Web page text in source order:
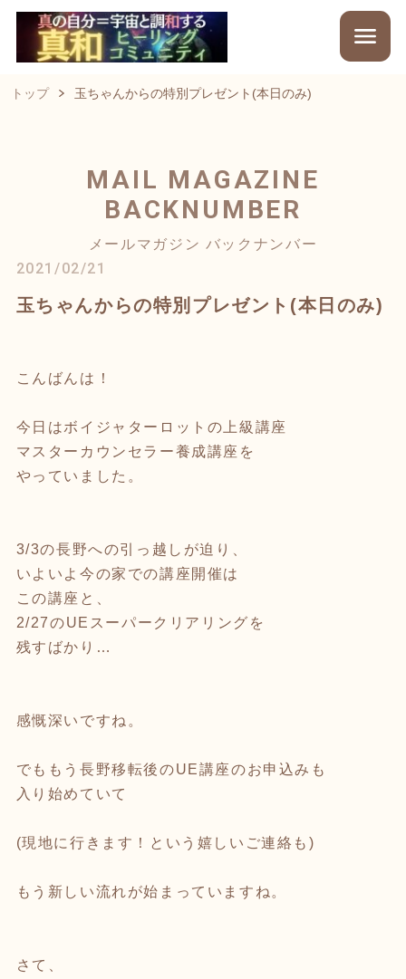
トップ 玉ちゃんからの特別プレゼント(本日のみ)
MAIL MAGAZINE
BACKNUMBER
メールマガジン バックナンバー
2021/02/21
玉ちゃんからの特別プレゼント(本日のみ)
こんばんは！
今日はボイジャターロットの上級講座
マスターカウンセラー養成講座を
やっていました。
3/3の長野への引っ越しが迫り、
いよいよ今の家での講座開催は
この講座と、
2/27のUEスーパークリアリングを
残すばかり…
感慨深いですね。
でももう長野移転後のUE講座のお申込みも
入り始めていて
(現地に行きます！という嬉しいご連絡も)
もう新しい流れが始まっていますね。
さて、